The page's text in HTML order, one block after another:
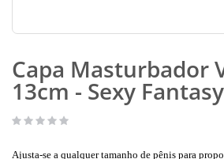
Capa Masturbador
13cm - Sexy
Ajusta-se a qualquer tamanho de pênis para